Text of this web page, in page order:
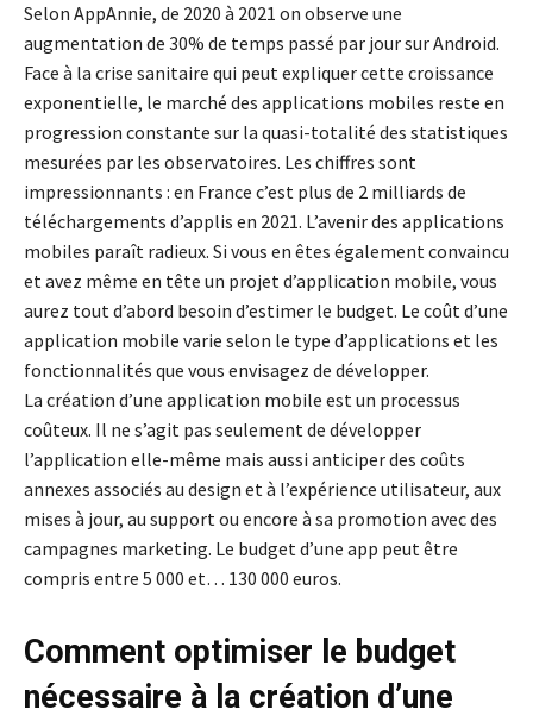
Selon AppAnnie, de 2020 à 2021 on observe une
augmentation de 30% de temps passé par jour sur Android.
Face à la crise sanitaire qui peut expliquer cette croissance
exponentielle, le marché des applications mobiles reste en
progression constante sur la quasi-totalité des statistiques
mesurées par les observatoires. Les chiffres sont
impressionnants : en France c’est plus de 2 milliards de
téléchargements d’applis en 2021. L’avenir des applications
mobiles paraît radieux. Si vous en êtes également convaincu
et avez même en tête un projet d’application mobile, vous
aurez tout d’abord besoin d’estimer le budget. Le coût d’une
application mobile varie selon le type d’applications et les
fonctionnalités que vous envisagez de développer.
La création d’une application mobile est un processus
coûteux. Il ne s’agit pas seulement de développer
l’application elle-même mais aussi anticiper des coûts
annexes associés au design et à l’expérience utilisateur, aux
mises à jour, au support ou encore à sa promotion avec des
campagnes marketing. Le budget d’une app peut être
compris entre 5 000 et… 130 000 euros.
Comment optimiser le budget
nécessaire à la création d’une